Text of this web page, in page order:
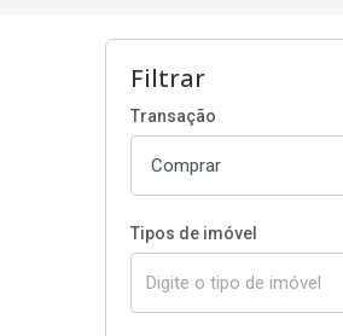
Filtrar
Transação
Tipos de imóvel